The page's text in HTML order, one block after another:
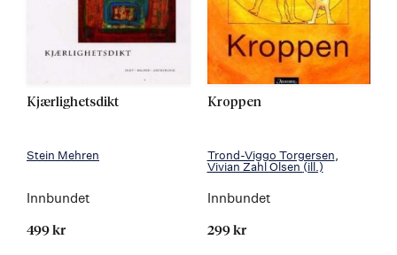
Kjærlighetsdikt
Stein Mehren
Innbundet
499 kr
Kroppen
Trond-Viggo Torgersen
Vivian Zahl Olsen (ill.)
Innbundet
299 kr